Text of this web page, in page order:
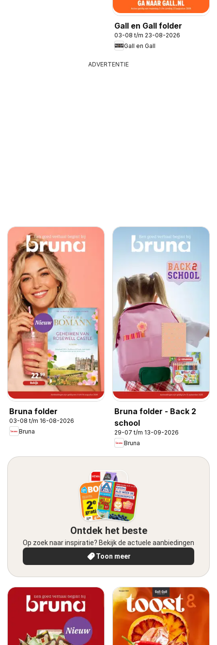
Gall en Gall folder
03-08 t/m 23-08-2026
Gall en Gall
ADVERTENTIE
Bruna folder
03-08 t/m 16-08-2026
Bruna
Bruna folder - Back 2
school
29-07 t/m 13-09-2026
Bruna
Ontdek het beste
Op zoek naar inspiratie? Bekijk de actuele aanbiedingen
Toon meer